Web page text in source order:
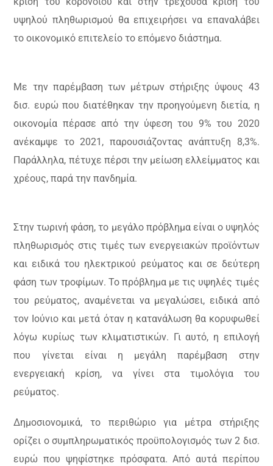
υψηλού πληθωρισμού θα επιχειρήσει να επαναλάβει
το οικονομικό επιτελείο το επόμενο διάστημα.
Με την παρέμβαση των μέτρων στήριξης ύψους 43
δισ. ευρώ που διατέθηκαν την προηγούμενη διετία, η
οικονομία πέρασε από την ύφεση του 9% του 2020
ανέκαμψε το 2021, παρουσιάζοντας ανάπτυξη 8,3%.
Παράλληλα, πέτυχε πέρσι την μείωση ελλείμματος και
χρέους, παρά την πανδημία.
Στην τωρινή φάση, το μεγάλο πρόβλημα είναι ο υψηλός
πληθωρισμός στις τιμές των ενεργειακών προϊόντων
και ειδικά του ηλεκτρικού ρεύματος και σε δεύτερη
φάση των τροφίμων. Το πρόβλημα με τις υψηλές τιμές
του ρεύματος, αναμένεται να μεγαλώσει, ειδικά από
τον Ιούνιο και μετά όταν η κατανάλωση θα κορυφωθεί
λόγω κυρίως των κλιματιστικών. Γι αυτό, η επιλογή
που γίνεται είναι η μεγάλη παρέμβαση στην
ενεργειακή κρίση, να γίνει στα τιμολόγια του
ρεύματος.
Δημοσιονομικά, το περιθώριο για μέτρα στήριξης
ορίζει ο συμπληρωματικός προϋπολογισμός των 2 δισ.
ευρώ που ψηφίστηκε πρόσφατα. Από αυτά περίπου